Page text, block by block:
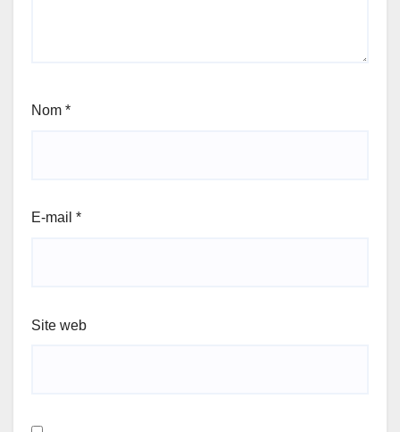
Nom *
E-mail *
Site web